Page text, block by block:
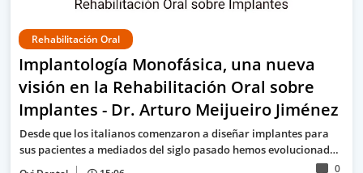
Rehabilitación Oral
Implantología Monofásica, una nueva
visión en la Rehabilitación Oral sobre
Implantes - Dr. Arturo Meijueiro Jiménez
Desde que los italianos comenzaron a diseñar implantes para
sus pacientes a mediados del siglo pasado hemos evolucionad…
0